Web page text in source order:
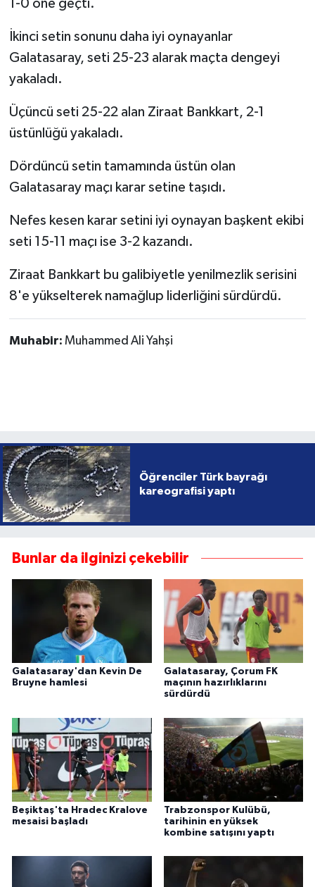
1-0 öne geçti.
İkinci setin sonunu daha iyi oynayanlar
Galatasaray, seti 25-23 alarak maçta dengeyi
yakaladı.
Üçüncü seti 25-22 alan Ziraat Bankkart, 2-1
üstünlüğü yakaladı.
Dördüncü setin tamamında üstün olan
Galatasaray maçı karar setine taşıdı.
Nefes kesen karar setini iyi oynayan başkent ekibi
seti 15-11 maçı ise 3-2 kazandı.
Ziraat Bankkart bu galibiyetle yenilmezlik serisini
8'e yükselterek namağlup liderliğini sürdürdü.
Muhabir: Muhammed Ali Yahşi
Öğrenciler Türk bayrağı
kareografisi yaptı
Bunlar da ilginizi çekebilir
Galatasaray'dan Kevin De
Bruyne hamlesi
Galatasaray, Çorum FK
maçının hazırlıklarını
sürdürdü
Beşiktaş'ta Hradec Kralove
mesaisi başladı
Trabzonspor Kulübü,
tarihinin en yüksek
kombine satışını yaptı